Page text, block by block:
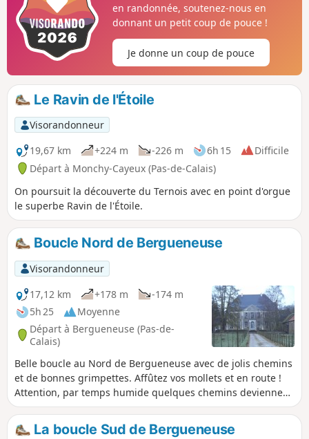
en randonnée, soutenez-nous en
donnant un petit coup de pouce !
Je donne un coup de pouce
Le Ravin de l'Étoile
Visorandonneur
19,67 km
+224 m -226 m 6h 15
Difficile
Départ à Monchy-Cayeux (Pas-de-Calais)
On poursuit la découverte du Ternois avec en point d'orgue
le superbe Ravin de l'Étoile.
Boucle Nord de Bergueneuse
Visorandonneur
17,12 km
+178 m
-174 m
5h 25
Moyenne
Départ à Bergueneuse (Pas-de-
Calais)
Belle boucle au Nord de Bergueneuse avec de jolis chemins
et de bonnes grimpettes. Affûtez vos mollets et en route !
Attention, par temps humide quelques chemins deviennent
difficiles (entre (1) et (2), entre (5) et (6) notamment) ce qui
rallonge notablement le temps de parcours.
La boucle Sud de Bergueneuse